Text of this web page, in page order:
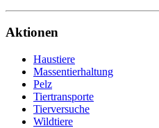
Aktionen
Haustiere
Massentierhaltung
Pelz
Tiertransporte
Tierversuche
Wildtiere